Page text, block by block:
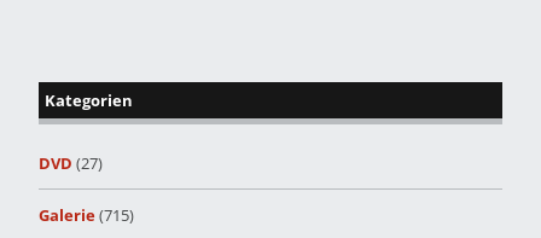
Kategorien
DVD (27)
Galerie(715)